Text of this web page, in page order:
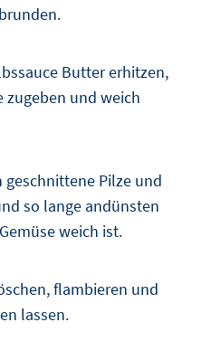
Butter erhitzen,
zugeben und weich
geschnittene Pilze und
so lange andünsten
weich ist.
flambieren und
lassen.